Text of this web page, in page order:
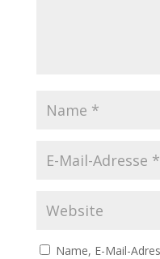
Name, E-Mail-